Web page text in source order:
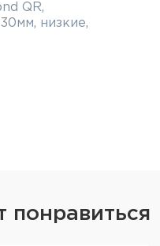
QR,
низкие,
понравиться